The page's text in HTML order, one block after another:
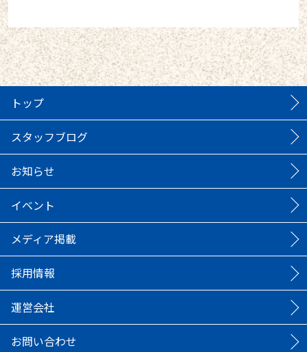
トップ
スタッフブログ
お知らせ
イベント
メディア掲載
採用情報
運営会社
お問い合わせ